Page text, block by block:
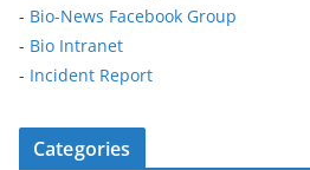
- Bio-News Facebook Group
- Bio Intranet
- Incident Report
Categories